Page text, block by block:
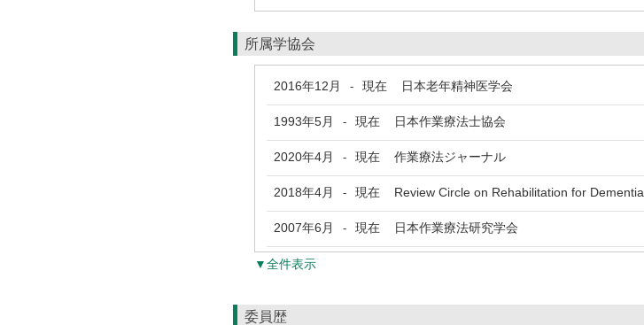
所属学協会
2016年12月 - 現在 日本老年精神医学会
1993年5月 - 現在 日本作業療法士協会
2020年4月 - 現在 作業療法ジャーナル
2018年4月 - 現在 Review Circle on Rehabilitation for Dementia
2007年6月 - 現在 日本作業療法研究学会
▼全件表示
委員歴